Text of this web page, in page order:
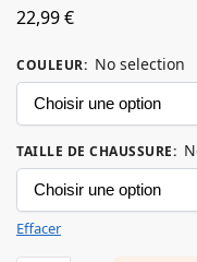
22,99€
COULEUR: No selection
TAILLE DE CHAUSSURE:
Effacer